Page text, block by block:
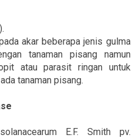
akar beberapa jenis gulma
tanaman pisang namun
atau parasit ringan untuk
tanaman pisang.
E.F. Smith pv.